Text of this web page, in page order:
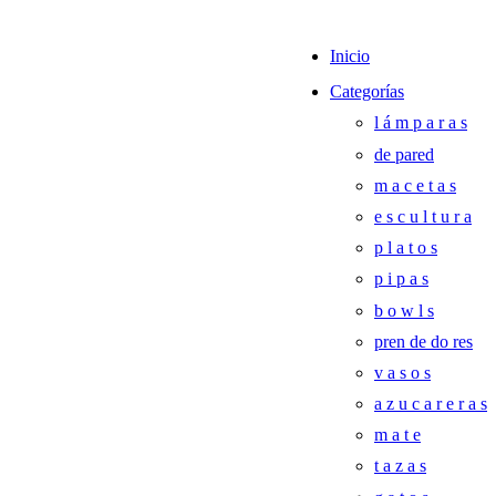
Inicio
Categorías
l á m p a r a s
de pared
m a c e t a s
e s c u l t u r a
p l a t o s
p i p a s
b o w l s
pren de do res
v a s o s
a z u c a r e r a s
m a t e
t a z a s